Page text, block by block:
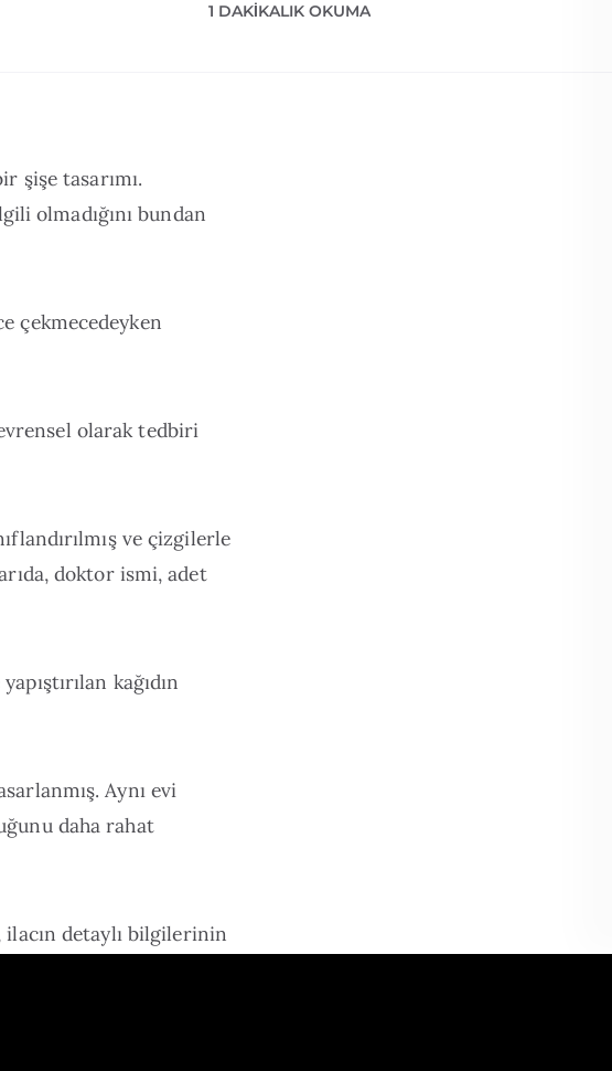
1 DAKIKALIK OKUMA
şişe tasarımı.
olmadığını bundan
çekmecedeyken
olarak tedbiri
ve çizgilerle
doktor ismi, adet
kağıdın
Aynı evi
daha rahat
ilacın detaylı bilgilerinin